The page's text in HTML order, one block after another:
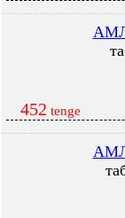
452 tenge